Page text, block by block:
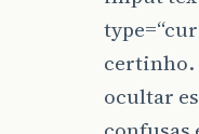
certinho.
ocultar